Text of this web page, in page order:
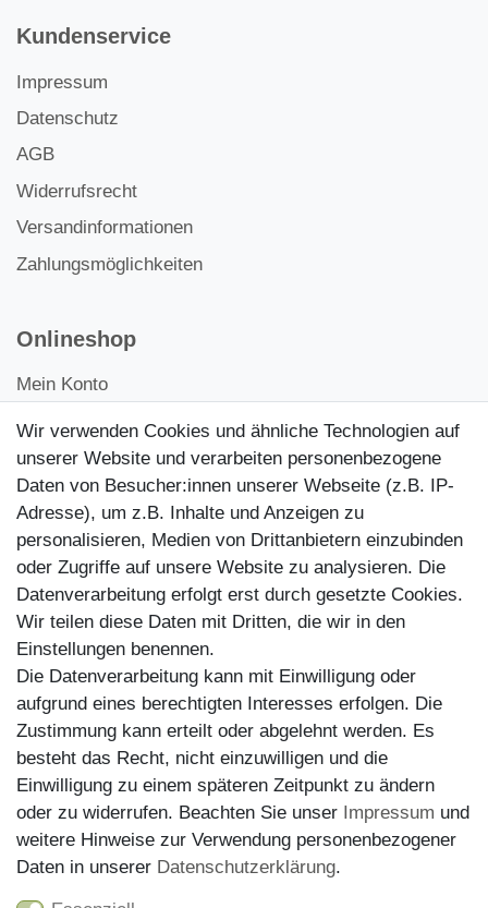
Kundenservice
Impressum
Datenschutz
AGB
Widerrufsrecht
Versandinformationen
Zahlungsmöglichkeiten
Onlineshop
Mein Konto
Kontakt
Kundenretouren
Reparaturservice
Zahlungsarten
Versand
Wir verwenden Cookies und ähnliche Technologien auf
unserer Website und verarbeiten personenbezogene
Daten von Besucher:innen unserer Webseite (z.B. IP-
Adresse), um z.B. Inhalte und Anzeigen zu
personalisieren, Medien von Drittanbietern einzubinden
oder Zugriffe auf unsere Website zu analysieren. Die
Datenverarbeitung erfolgt erst durch gesetzte Cookies.
Wir teilen diese Daten mit Dritten, die wir in den
Einstellungen benennen.
Die Datenverarbeitung kann mit Einwilligung oder
aufgrund eines berechtigten Interesses erfolgen. Die
Zustimmung kann erteilt oder abgelehnt werden. Es
besteht das Recht, nicht einzuwilligen und die
Einwilligung zu einem späteren Zeitpunkt zu ändern
oder zu widerrufen. Beachten Sie unser Impressum und
weitere Hinweise zur Verwendung personenbezogener
Daten in unserer Daten­schutz­erklärung.